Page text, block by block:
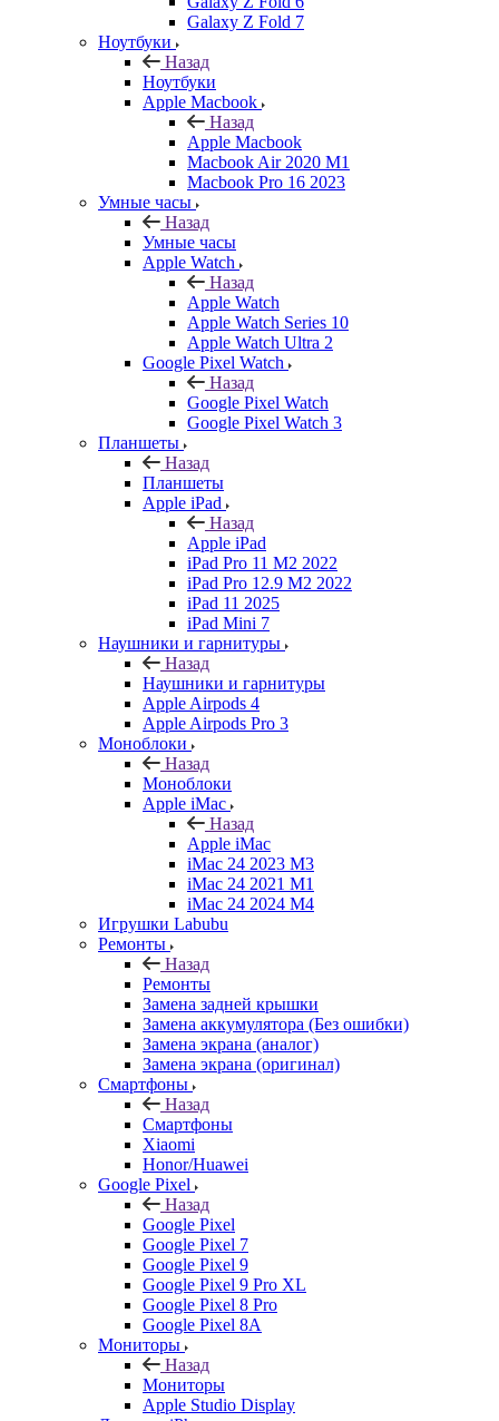
Galaxy Z Fold 7
Ноутбуки
Назад
Ноутбуки
Apple Macbook
Назад
Apple Macbook
Macbook Air 2020 M1
Macbook Pro 16 2023
Умные часы
Назад
Умные часы
Apple Watch
Назад
Apple Watch
Apple Watch Series 10
Apple Watch Ultra 2
Google Pixel Watch
Назад
Google Pixel Watch
Google Pixel Watch 3
Планшеты
Назад
Планшеты
Apple iPad
Назад
Apple iPad
iPad Pro 11 M2 2022
iPad Pro 12.9 M2 2022
iPad 11 2025
iPad Mini 7
Наушники и гарнитуры
Назад
Наушники и гарнитуры
Apple Airpods 4
Apple Airpods Pro 3
Моноблоки
Назад
Моноблоки
Apple iMac
Назад
Apple iMac
iMac 24 2023 M3
iMac 24 2021 M1
iMac 24 2024 M4
Игрушки Labubu
Ремонты
Назад
Ремонты
Замена задней крышки
Замена аккумулятора (Без ошибки)
Замена экрана (аналог)
Замена экрана (оригинал)
Смартфоны
Назад
Смартфоны
Xiaomi
Honor/Huawei
Google Pixel
Назад
Google Pixel
Google Pixel 7
Google Pixel 9
Google Pixel 9 Pro XL
Google Pixel 8 Pro
Google Pixel 8A
Мониторы
Назад
Мониторы
Apple Studio Display